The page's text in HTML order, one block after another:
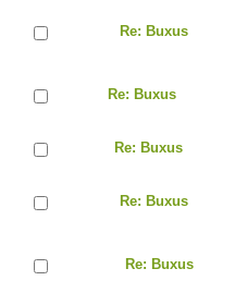
Re: Buxus
Re: Buxus
Re: Buxus
Re: Buxus
Re: Buxus